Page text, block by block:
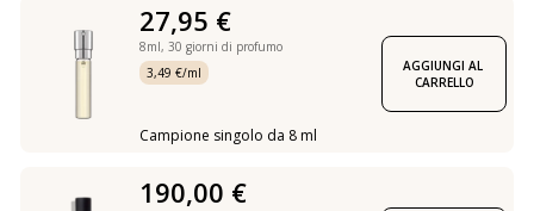
27,95 €
8ml, 30 giorni di profumo
3,49 €/ml
Campione singolo da 8 ml
AGGIUNGI AL
CARRELLO
190,00 €